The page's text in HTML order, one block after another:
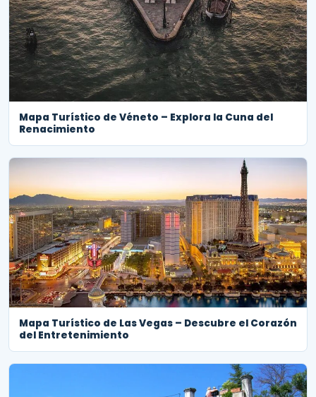
Mapa Turístico de Véneto – Explora la Cuna del
Renacimiento
Mapa Turístico de Las Vegas – Descubre el Corazón
del Entretenimiento